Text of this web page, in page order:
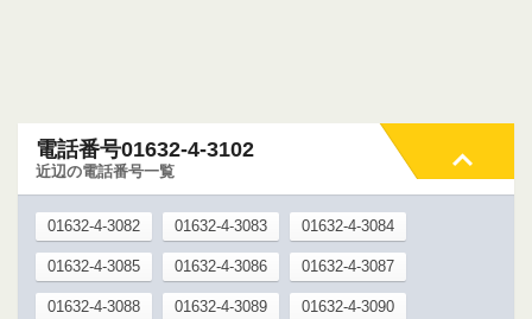
電話番号01632-4-3102
近辺の電話番号一覧
01632-4-3082 01632-4-3083 01632-4-3084
01632-4-3085 01632-4-3086 01632-4-3087
01632-4-3088 01632-4-3089 01632-4-3090